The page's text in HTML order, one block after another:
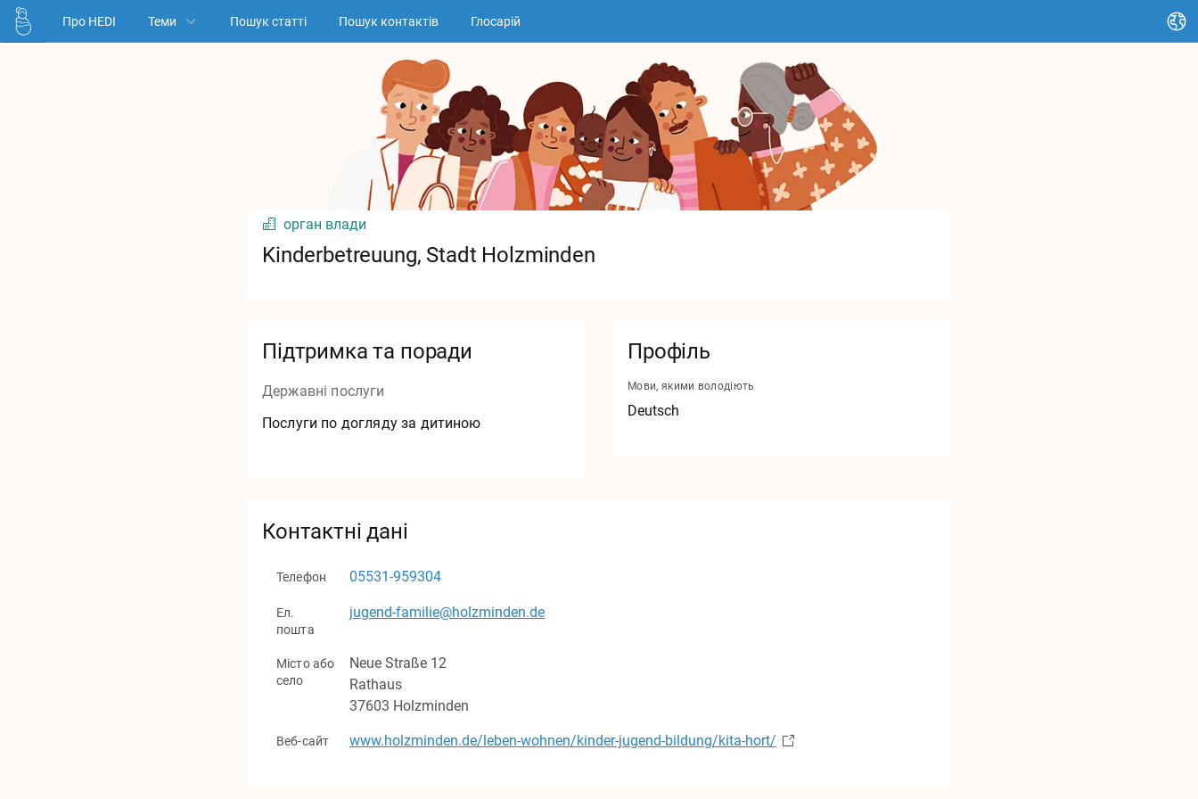
Про HEDI Теми Пошук статті Пошук контактів Глосарій
орган влади
Kinderbetreuung, Stadt Holzminden
Підтримка та поради
Державні послуги
Послуги по догляду за дитиною
Профіль
Мови, якими володіють
Deutsch
Контактні дані
Телефон 05531-959304
Ел.
пошта
jugend-familie@holzminden.de
Місто або
село
Neue Straße 12
Rathaus
37603 Holzminden
Веб-сайт www.holzminden.de/leben-wohnen/kinder-jugend-bildung/kita-hort/